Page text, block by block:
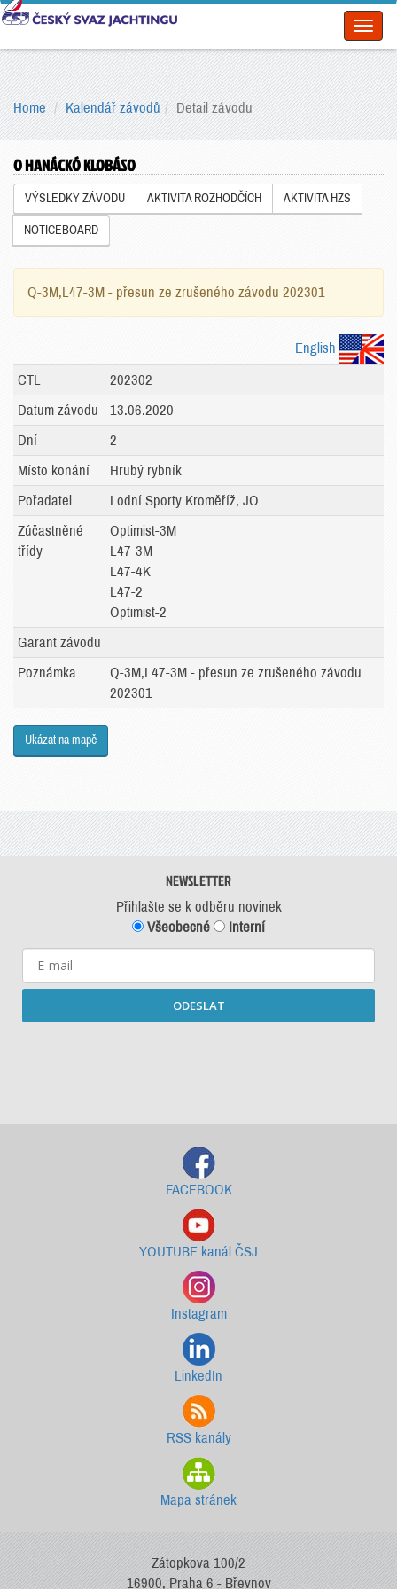
Home Kalendář závodů Detail závodu
O HANÁCKÓ KLOBÁSO
VÝSLEDKY ZÁVODU AKTIVITA ROZHODČÍCH AKTIVITA HZS
NOTICEBOARD
Q-3M,L47-3M - přesun ze zrušeného závodu 202301
English
CTL
202302
Datum závodu
13.06.2020
Dní
2
Místo konání
Hrubý rybník
Pořadatel
Lodní Sporty Kroměříž, JO
Zúčastněné
třídy
Optimist-3M
L47-3M
L47-4K
L47-2
Optimist-2
Garant závodu
Poznámka
Q-3M,L47-3M - přesun ze zrušeného závodu
202301
Ukázat na mapě
NEWSLETTER
Přihlašte se k odběru novinek
Všeobecné
Interní
ODESLAT
FACEBOOK
YOUTUBE kanál ČSJ
Instagram
LinkedIn
RSS kanály
Mapa stránek
Zátopkova 100/2
16900, Praha 6 - Břevnov